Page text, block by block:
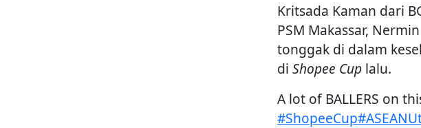
Kritsada Kaman dari
PSM Makassar,
tonggak di dalam
di Shopee Cup lalu.
A lot of BALLERS on
#ShopeeCup